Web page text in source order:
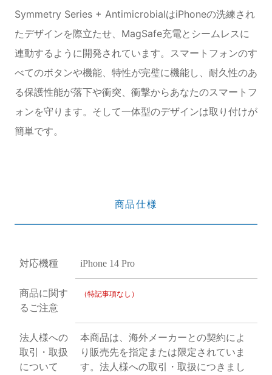
Symmetry Series + AntimicrobialはiPhoneの洗練され
たデザインを際立たせ、MagSafe充電とシームレスに
連動するように開発されています。スマートフォンのす
べてのボタンや機能、特性が完璧に機能し、耐久性のあ
る保護性能が落下や衝突、衝撃からあなたのスマートフ
ォンを守ります。そして一体型のデザインは取り付けが
簡単です。
商品仕様
対応機種 iPhone 14 Pro
商品に関す
るご注意
（特記事項なし）
法人様への
取引・取扱
について
本商品は、海外メーカーとの契約によ
り販売先を指定または限定されていま
す。法人様への取引・取扱につきまし